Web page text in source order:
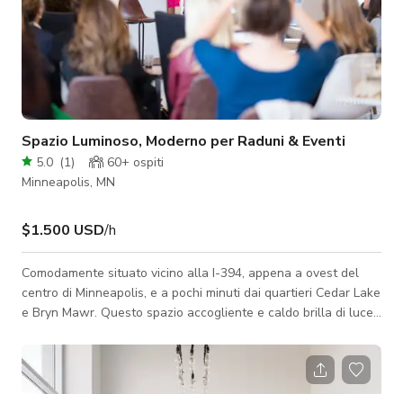
Spazio Luminoso, Moderno per Raduni & Eventi
5.0 (1) 60+ ospiti
Minneapolis, MN
$1.500 USD/h
Comodamente situato vicino alla I-394, appena a ovest del
centro di Minneapolis, e a pochi minuti dai quartieri Cedar Lake
e Bryn Mawr. Questo spazio accogliente e caldo brilla di luce
soffitto. Parcheggio gratuito disponibile sia in loco che nel
quartiere adiacente.